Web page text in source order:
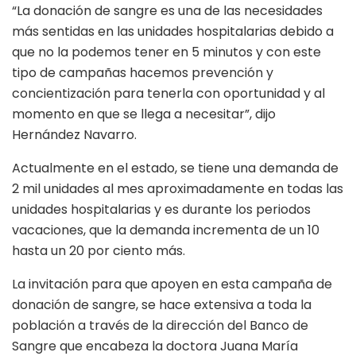
“La donación de sangre es una de las necesidades
más sentidas en las unidades hospitalarias debido a
que no la podemos tener en 5 minutos y con este
tipo de campañas hacemos prevención y
concientización para tenerla con oportunidad y al
momento en que se llega a necesitar”, dijo
Hernández Navarro.
Actualmente en el estado, se tiene una demanda de
2 mil unidades al mes aproximadamente en todas las
unidades hospitalarias y es durante los periodos
vacaciones, que la demanda incrementa de un 10
hasta un 20 por ciento más.
La invitación para que apoyen en esta campaña de
donación de sangre, se hace extensiva a toda la
población a través de la dirección del Banco de
Sangre que encabeza la doctora Juana María